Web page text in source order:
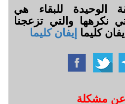
الوحيدة للبقاء هي
نكرهها والتي تزعجنا
كليما إيفان كليما
عن مشكلة